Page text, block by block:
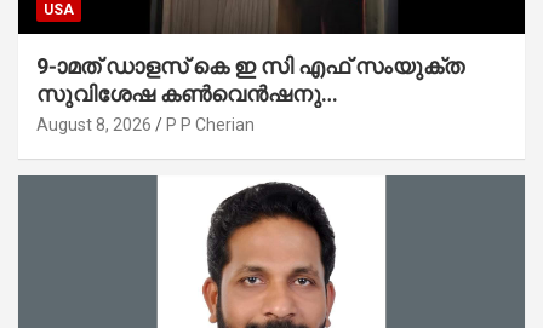
USA
9-ാമത് ഡാളസ് കെ ഇ സി എഫ് സംയുക്ത
സുവിശേഷ കൺവെൻഷനു
പ്രാർത്ഥനാനിർഭരമായ തുടക്കം
August 8, 2026 P P Cherian